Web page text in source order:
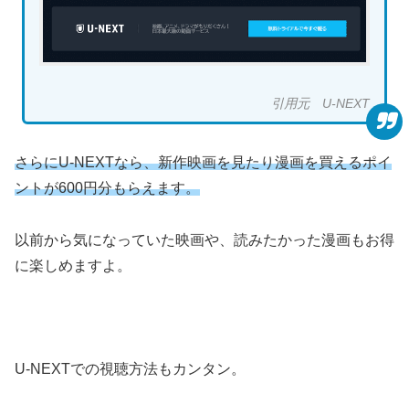
引用元 U-NEXT
さらにU-NEXTなら、新作映画を見たり漫画を買えるポイ
ントが600円分もらえます。
以前から気になっていた映画や、読みたかった漫画もお得
に楽しめますよ。
U-NEXTでの視聴方法もカンタン。